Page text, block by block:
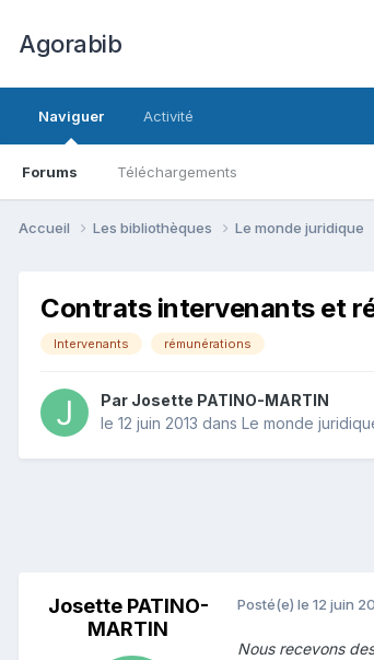
Agorabib
Naviguer
Forums Téléchargements
Activité
Accueil Les bibliothèques Le monde juridique
Contrats intervenants et
Intervenants rémunérations
Par Josette PATINO-MARTIN
le 12 juin 2013 dans Le monde
Josette PATINO-
MARTIN
Posté(e) le 12 juin
Nous recevons